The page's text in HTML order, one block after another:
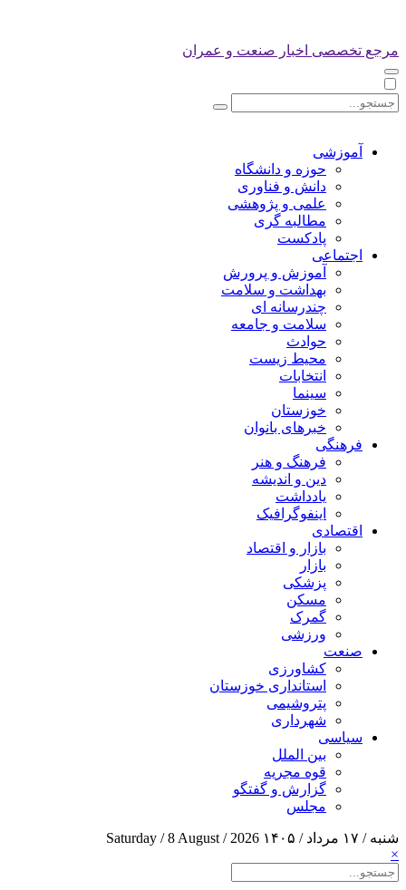
مرجع تخصصی اخبار صنعت و عمران
آموزشی
حوزه و دانشگاه
دانش و فناوری
علمی و پژوهشی
مطالبه گری
پادکست
اجتماعی
آموزش و پرورش
بهداشت و سلامت
چندرسانه ای
سلامت و جامعه
حوادث
محیط زیست
انتخابات
سینما
خوزستان
خبرهای بانوان
فرهنگی
فرهنگ و هنر
دین و اندیشه
یادداشت
اینفوگرافیک
اقتصادی
بازار و اقتصاد
بازار
پزشکی
مسکن
گمرک
ورزشی
صنعت
کشاورزی
استانداری خوزستان
پتروشیمی
شهرداری
سیاسی
بین الملل
قوه مجریه
گزارش و گفتگو
مجلس
شنبه / ۱۷ مرداد / ۱۴۰۵
Saturday / 8 August / 2026
×